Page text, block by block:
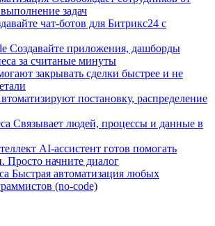
задач
чат-ботов для Битрикс24 с
Создавайте приложения, дашборды
за считаные минуты
закрывать сделки быстрее и не
постановку, распределение
Связывает людей, процессы и данные в
AI-ассистент готов помогать
Просто начните диалог
Быстрая автоматизация любых
(no-code)